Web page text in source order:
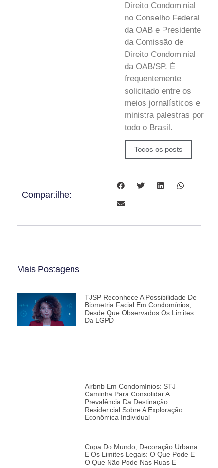
Direito Condominial
no Conselho Federal
da OAB e Presidente
da Comissão de
Direito Condominial
da OAB/SP. É
frequentemente
solicitado entre os
meios jornalísticos e
ministra palestras por
todo o Brasil.
Todos os posts
Compartilhe:
Mais Postagens
TJSP Reconhece A Possibilidade De
Biometria Facial Em Condomínios,
Desde Que Observados Os Limites
Da LGPD
Airbnb Em Condomínios: STJ
Caminha Para Consolidar A
Prevalência Da Destinação
Residencial Sobre A Exploração
Econômica Individual
Copa Do Mundo, Decoração Urbana
E Os Limites Legais: O Que Pode E
O Que Não Pode Nas Ruas E